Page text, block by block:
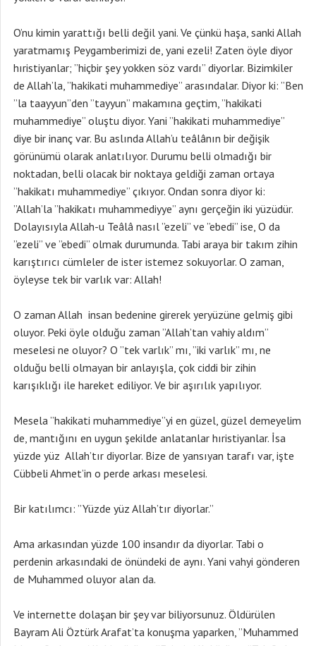
O’nu kimin yarattığı belli değil yani. Ve çünkü haşa, sanki Allah
yaratmamış Peygamberimizi de, yani ezeli! Zaten öyle diyor
hıristiyanlar; ”hiçbir şey yokken söz vardı” diyorlar. Bizimkiler
de Allah’la, ”hakikati muhammediye” arasındalar. Diyor ki: ”Ben
”la taayyun”den ”tayyun” makamına geçtim, ”hakikati
muhammediye” oluştu diyor. Yani ”hakikati muhammediye”
diye bir inanç var. Bu aslında Allah’u teâlânın bir değişik
görünümü olarak anlatılıyor. Durumu belli olmadığı bir
noktadan, belli olacak bir noktaya geldiği zaman ortaya
”hakikatı muhammediye” çıkıyor. Ondan sonra diyor ki:
”Allah’la ”hakikatı muhammediyye” aynı gerçeğin iki yüzüdür.
Dolayısıyla Allah-u Teâlâ nasıl ”ezeli” ve ”ebedi” ise, O da
”ezeli” ve ”ebedi” olmak durumunda. Tabi araya bir takım zihin
karıştırıcı cümleler de ister istemez sokuyorlar. O zaman,
öyleyse tek bir varlık var: Allah!
O zaman Allah insan bedenine girerek yeryüzüne gelmiş gibi
oluyor. Peki öyle olduğu zaman ”Allah’tan vahiy aldım”
meselesi ne oluyor? O ”tek varlık” mı, ”iki varlık” mı, ne
olduğu belli olmayan bir anlayışla, çok ciddi bir zihin
karışıklığı ile hareket ediliyor. Ve bir aşırılık yapılıyor.
Mesela ”hakikati muhammediye”yi en güzel, güzel demeyelim
de, mantığını en uygun şekilde anlatanlar hıristiyanlar. İsa
yüzde yüz Allah’tır diyorlar. Bize de yansıyan tarafı var, işte
Cübbeli Ahmet’in o perde arkası meselesi.
Bir katılımcı: ”Yüzde yüz Allah’tır diyorlar.”
Ama arkasından yüzde 100 insandır da diyorlar. Tabi o
perdenin arkasındaki de önündeki de aynı. Yani vahyi gönderen
de Muhammed oluyor alan da.
Ve internette dolaşan bir şey var biliyorsunuz. Öldürülen
Bayram Ali Öztürk Arafat’ta konuşma yaparken, ”Muhammed